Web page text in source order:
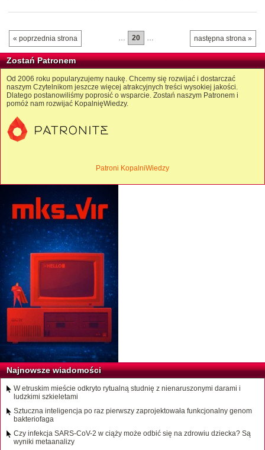
« poprzednia strona następna strona »
… 20 …
Zostań Patronem
Od 2006 roku popularyzujemy naukę. Chcemy się rozwijać i dostarczać
naszym Czytelnikom jeszcze więcej atrakcyjnych treści wysokiej jakości.
Dlatego postanowiliśmy poprosić o wsparcie. Zostań naszym Patronem i
pomóż nam rozwijać KopalnięWiedzy.
Patroni KopalniWiedzy
Najnowsze wiadomości
W etruskim mieście odkryto rytualną studnię z nienaruszonymi darami i
ludzkimi szkieletami
Sztuczna inteligencja po raz pierwszy zaprojektowała funkcjonalny genom
bakteriofaga
Czy infekcja SARS-CoV-2 w ciąży może odbić się na zdrowiu dziecka? Są
wyniki metaanalizy